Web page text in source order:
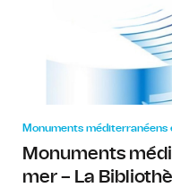
Monuments
Monuments
mer – La